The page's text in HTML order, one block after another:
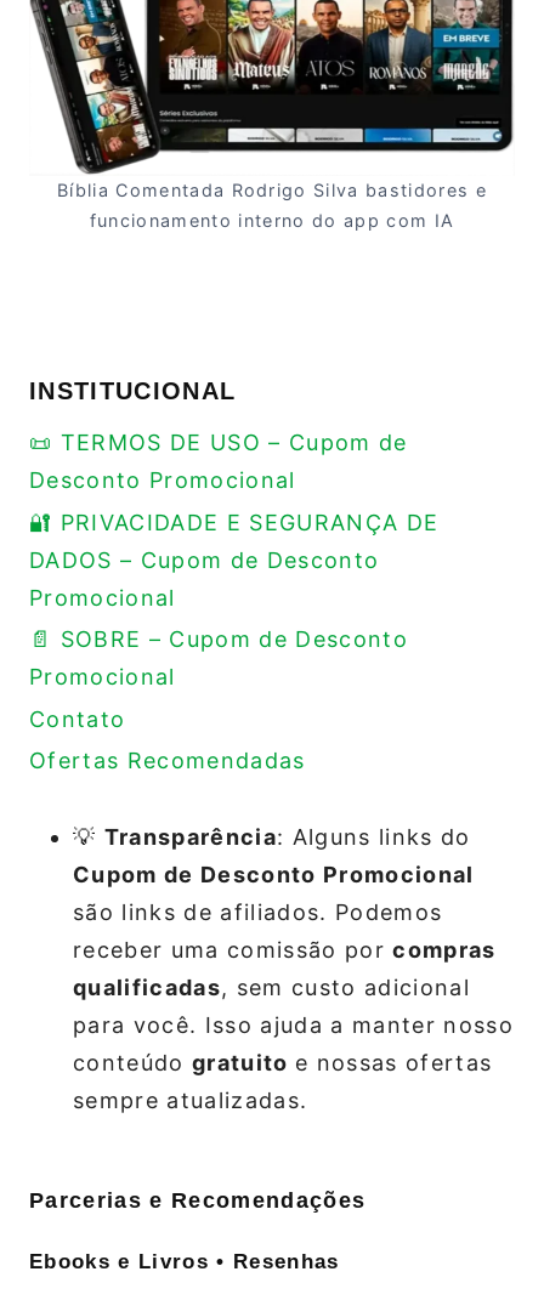
Bíblia Comentada Rodrigo Silva bastidores e
funcionamento interno do app com IA
INSTITUCIONAL
📜 TERMOS DE USO – Cupom de
Desconto Promocional
🔐 PRIVACIDADE E SEGURANÇA DE
DADOS – Cupom de Desconto
Promocional
📄 SOBRE – Cupom de Desconto
Promocional
Contato
Ofertas Recomendadas
💡 Transparência: Alguns links do
Cupom de Desconto Promocional
são links de afiliados. Podemos
receber uma comissão porcompras
qualificadas, sem custo adicional
para você. Isso ajuda a manter nosso
conteúdo gratuito e nossas ofertas
sempre atualizadas.
Parcerias e Recomendações
Ebooks e Livros • Resenhas